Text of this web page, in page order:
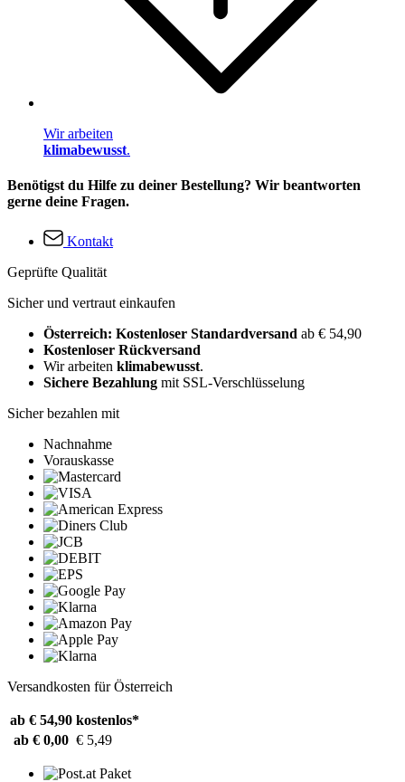
Wir arbeiten
klimabewusst.
Benötigst du Hilfe zu deiner Bestellung? Wir beantworten
gerne deine Fragen.
Kontakt
Geprüfte Qualität
Sicher und vertraut einkaufen
Österreich: Kostenloser Standardversand ab € 54,90
Kostenloser Rückversand
Wir arbeiten klimabewusst.
Sichere Bezahlung mit SSL-Verschlüsselung
Sicher bezahlen mit
Nachnahme
Vorauskasse
Versandkosten für Österreich
ab € 54,90 kostenlos*
ab € 0,00 € 5,49